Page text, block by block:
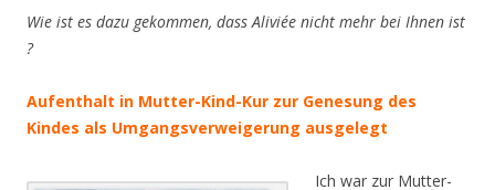
Wie ist es dazu gekommen, dass Aliviée nicht mehr bei Ihnen ist
?
Aufenthalt in Mutter-Kind-Kur zur Genesung des
Kindes als Umgangsverweigerung ausgelegt
Ich war zur Mutter-